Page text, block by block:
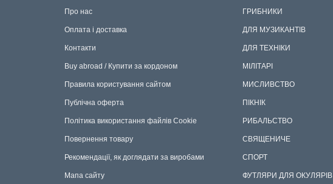
Про нас
Оплата і доставка
Контакти
Buy abroad / Купити за кордоном
Правила користування сайтом
Публічна оферта
Політика використання файлів Cookie
Повернення товару
Рекомендації, як доглядати за виробами
Мапа сайту
ГРИБНИКИ
ДЛЯ МУЗИКАНТІВ
ДЛЯ ТЕХНІКИ
МІЛІТАРІ
МИСЛИВСТВО
ПІКНІК
РИБАЛЬСТВО
СВЯЩЕНИЧЕ
СПОРТ
ФУТЛЯРИ ДЛЯ ОКУЛЯРІВ